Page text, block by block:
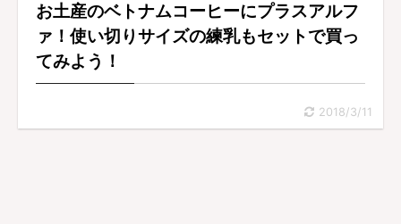
お土産のベトナムコーヒーにプラスアルフ
ァ！使い切りサイズの練乳もセットで買っ
てみよう！
2018/3/11